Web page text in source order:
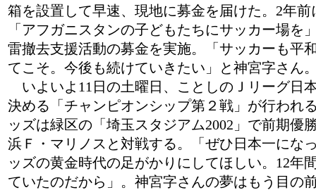
箱を設置して早速、現地に募金を届けた。2年前
「アフガニスタンの子どもたちにサッカー場を
雷撤去支援活動の募金を実施。「サッカーも平
てこそ。今後も続けていきたい」と神宮字さん
いよいよ11日の土曜日、ことしのＪリーグ日
決める「チャンピオンシップ第２戦」が行われ
ッズは緑区の「埼玉スタジアム2002」で前期優
浜Ｆ・マリノスと対戦する。「ぜひ日本一にな
ッズの黄金時代の足がかりにしてほしい。12年
ていたのだから」。神宮字さんの夢はもう目の